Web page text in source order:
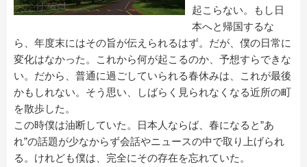
起こらない。もし日
本へと帰国するな
ら、年度末にはその旨が伝えられるはず。だが、僕の日常に
変化はなかった。これから何が起こるのか、予想すらできな
い。だから、普通に過ごしていられる春休みは、これが最後
かもしれない。そう思い、しばらく見られなくなる近所の町
を散歩した。
この時僕は油断していた。日本人ならば、春になると”あ
れ”の話題が少なからず会話やニュースの中で取り上げられ
る。けれども僕は、完全にその存在を忘れていた。